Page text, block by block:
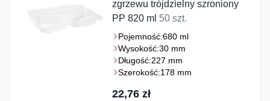
zgrzewu trójdzielny szroniony
PP 820 ml 50 szt.
Pojemność:680 ml
Wysokość:30 mm
Długość:227 mm
Szerokość:178 mm
22,76 zł